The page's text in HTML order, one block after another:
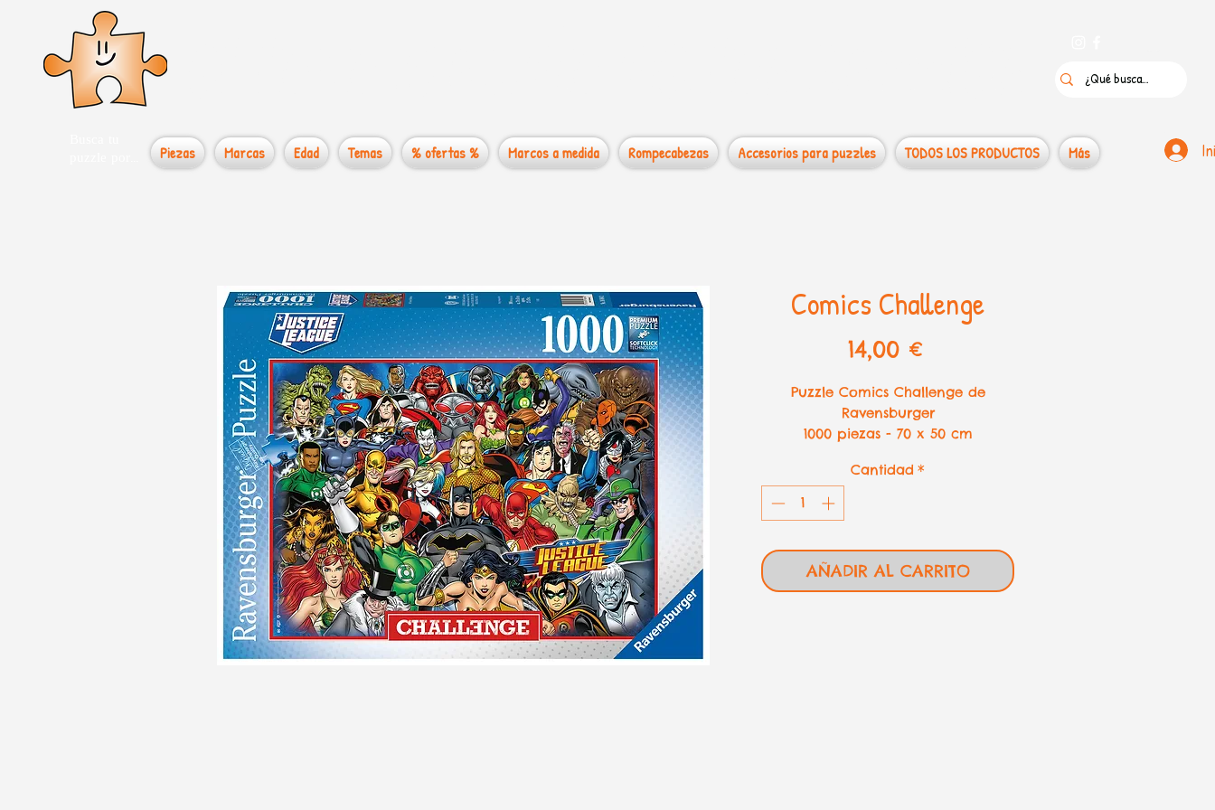
Piezas Marcas Edad Temas % ofertas % Marcos a medida Rompecabezas Accesorios para puzzles TODOS LOS PRODUCTOS Más
Comics Challenge
14,00 €
Puzzle Comics Challenge de
Ravensburger
1000 piezas - 70 x 50 cm
Cantidad *
AÑADIR AL CARRITO